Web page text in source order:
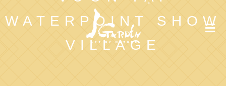
WATERPOINT SHOW
VILLAGE